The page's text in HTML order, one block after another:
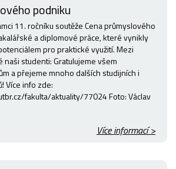
podniku
11. ročníku soutěže Cena průmyslového
a diplomové práce, které vynikly
pro praktické využití. Mezi
naši studenti: Gratulujeme všem
a přejeme mnoho dalších studijních i
Více info zde:
fakulta/aktuality/77024 Foto: Václav
Více informací >